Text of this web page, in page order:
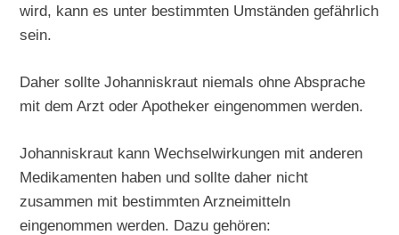
wird, kann es unter bestimmten Umständen gefährlich
sein.
Daher sollte Johanniskraut niemals ohne Absprache
mit dem Arzt oder Apotheker eingenommen werden.
Johanniskraut kann Wechselwirkungen mit anderen
Medikamenten haben und sollte daher nicht
zusammen mit bestimmten Arzneimitteln
eingenommen werden. Dazu gehören: